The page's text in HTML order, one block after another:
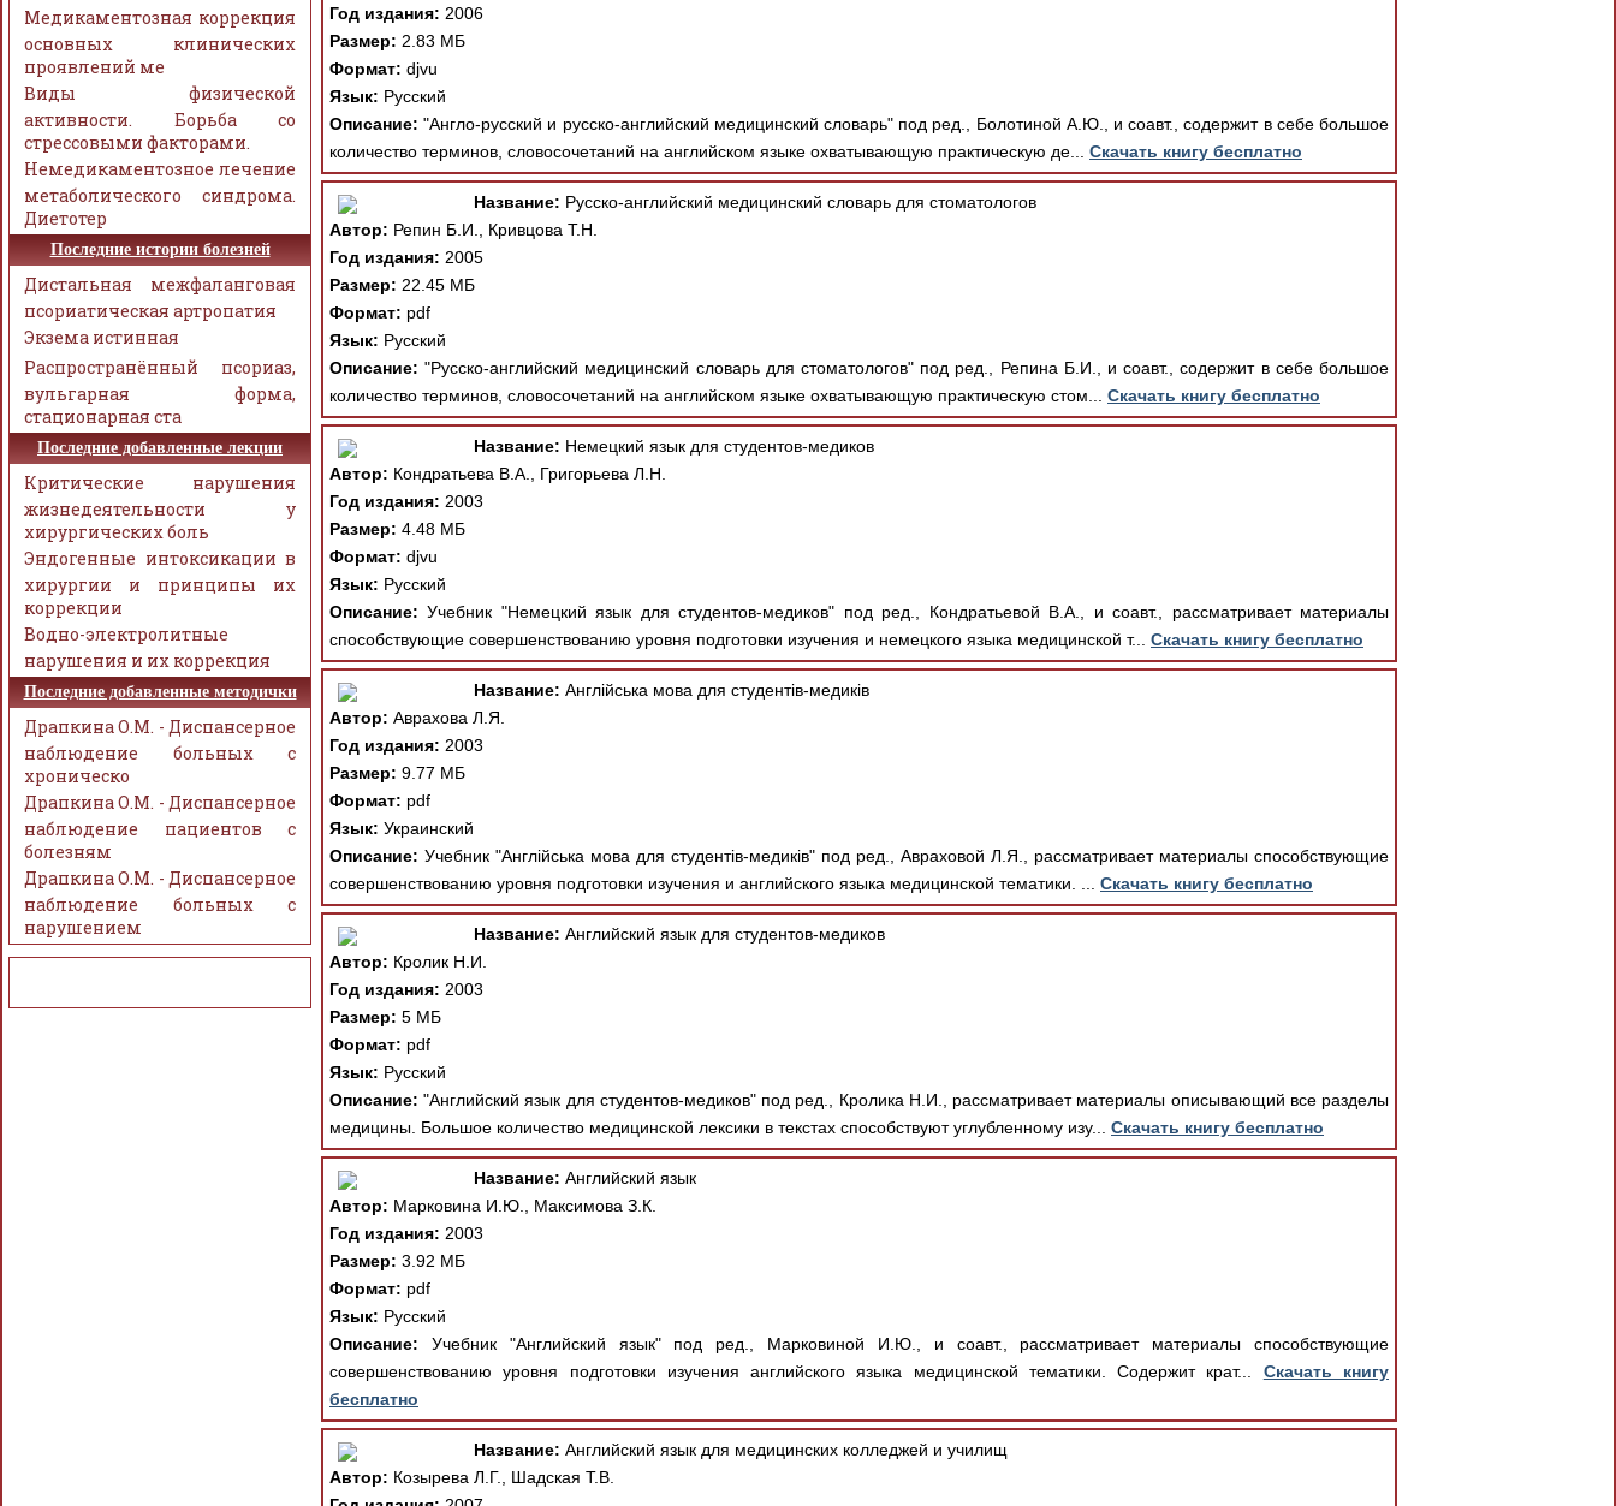
Год издания: 2006
Размер: 2.83 МБ
Формат: djvu
Язык: Русский
Описание: "Англо-русский и русско-английский медицинский словарь" под ред., Болотиной А.Ю., и соавт., содержит в себе большое
количество терминов, словосочетаний на английском языке охватывающую практическую де... Скачать книгу бесплатно
Название: Русско-английский медицинский словарь для стоматологов
Автор: Репин Б.И., Кривцова Т.Н.
Год издания: 2005
Размер: 22.45 МБ
Формат: pdf
Язык: Русский
Описание: "Русско-английский медицинский словарь для стоматологов" под ред., Репина Б.И., и соавт., содержит в себе большое
количество терминов, словосочетаний на английском языке охватывающую практическую стом... Скачать книгу бесплатно
Название: Немецкий язык для студентов-медиков
Автор: Кондратьева В.А., Григорьева Л.Н.
Год издания: 2003
Размер: 4.48 МБ
Формат: djvu
Язык: Русский
Описание: Учебник "Немецкий язык для студентов-медиков" под ред., Кондратьевой В.А., и соавт., рассматривает материалы
способствующие совершенствованию уровня подготовки изучения и немецкого языка медицинской т... Скачать книгу бесплатно
Название: Англійська мова для студентів-медиків
Автор: Аврахова Л.Я.
Год издания: 2003
Размер: 9.77 МБ
Формат: pdf
Язык: Украинский
Описание: Учебник "Англійська мова для студентів-медиків" под ред., Авраховой Л.Я., рассматривает материалы способствующие
совершенствованию уровня подготовки изучения и английского языка медицинской тематики. ... Скачать книгу бесплатно
Название: Английский язык для студентов-медиков
Автор: Кролик H.И.
Год издания: 2003
Размер: 5 МБ
Формат: pdf
Язык: Русский
Описание: "Английский язык для студентов-медиков" под ред., Кролика Н.И., рассматривает материалы описывающий все разделы
медицины. Большое количество медицинской лексики в текстах способствуют углубленному изу... Скачать книгу бесплатно
Название: Английский язык
Автор: Марковина И.Ю., Максимова З.К.
Год издания: 2003
Размер: 3.92 МБ
Формат: pdf
Язык: Русский
Описание: Учебник "Английский язык" под ред., Марковиной И.Ю., и соавт., рассматривает материалы способствующие
совершенствованию уровня подготовки изучения английского языка медицинской тематики. Содержит крат... Скачать книгу
бесплатно
Название: Английский язык для медицинских колледжей и училищ
Автор: Козырева Л.Г., Шадская Т.В.
Медикаментозная коррекция
основных клинических
проявлений ме
Виды физической
активности. Борьба со
стрессовыми факторами.
Немедикаментозное лечение
метаболического синдрома.
Диетотер
Последние истории болезней
Дистальная межфаланговая
псориатическая артропатия
Экзема истинная
Распространённый псориаз,
вульгарная форма,
стационарная ста
Последние добавленные лекции
Критические нарушения
жизнедеятельности у
хирургических боль
Эндогенные интоксикации в
хирургии и принципы их
коррекции
Водно-электролитные
нарушения и их коррекция
Последние добавленные методички
Драпкина О.М. - Диспансерное
наблюдение больных с
хроническо
Драпкина О.М. - Диспансерное
наблюдение пациентов с
болезням
Драпкина О.М. - Диспансерное
наблюдение больных с
нарушением